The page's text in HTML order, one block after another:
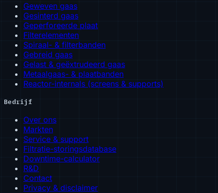
Geweven gaas
Gesinterd gaas
Geperforeerde plaat
Filterelementen
Spiraal- & filterbanden
Gebreid gaas
Gelast & geëxtrudeerd gaas
Metaalgaas- & plaatbanden
Reactor-internals (screens & supports)
Bedrijf
Over ons
Markten
Service & support
Filtratie-storingsdatabase
Downtime-calculator
R&D
Contact
Privacy & disclaimer